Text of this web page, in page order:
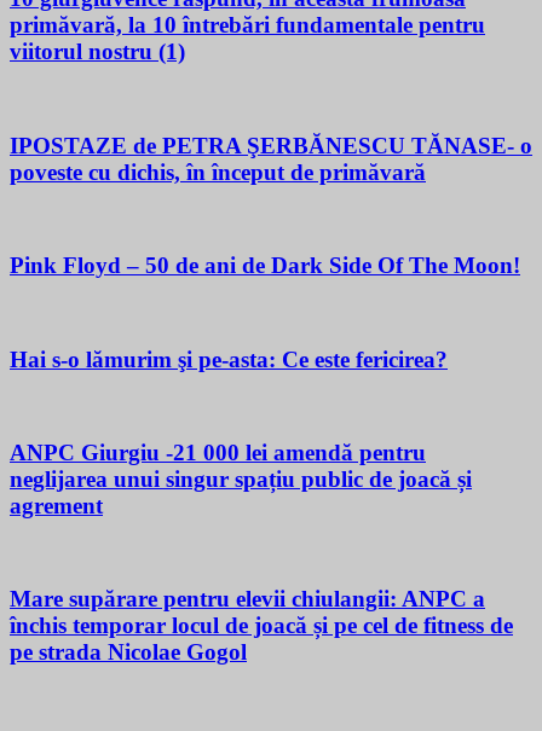
primăvară, la 10 întrebări fundamentale pentru
viitorul nostru (1)
IPOSTAZE de PETRA ŞERBĂNESCU TĂNASE- o
poveste cu dichis, în început de primăvară
Pink Floyd – 50 de ani de Dark Side Of The Moon!
Hai s-o lămurim şi pe-asta: Ce este fericirea?
ANPC Giurgiu -21 000 lei amendă pentru
neglijarea unui singur spațiu public de joacă și
agrement
Mare supărare pentru elevii chiulangii: ANPC a
închis temporar locul de joacă și pe cel de fitness de
pe strada Nicolae Gogol